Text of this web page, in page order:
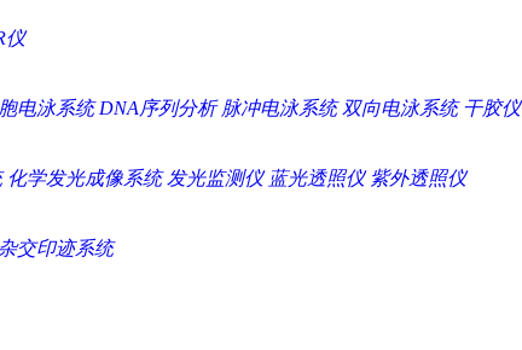
仪
电泳系统 DNA序列分析 脉冲电泳系统 双向电泳系统 干胶仪
化学发光成像系统 发光监测仪 蓝光透照仪 紫外透照仪
杂交印迹系统